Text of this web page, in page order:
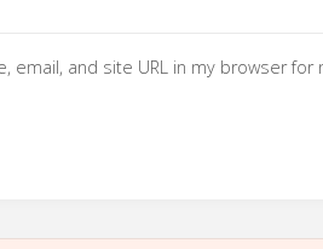
email, and site URL in my browser